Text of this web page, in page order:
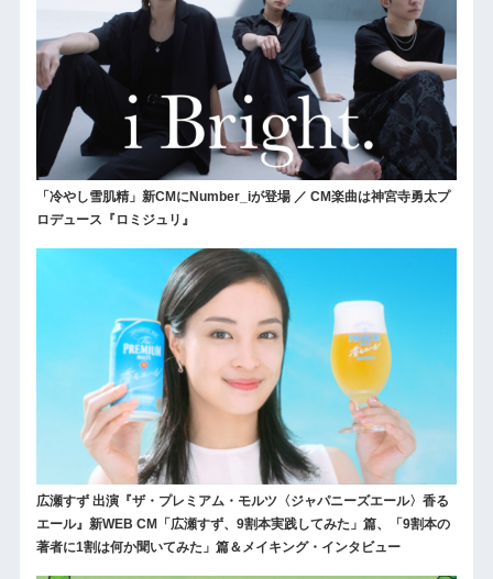
「冷やし雪肌精」新CMにNumber_iが登場 ／ CM楽曲は神宮寺勇太プ
ロデュース『ロミジュリ』
広瀬すず 出演『ザ・プレミアム・モルツ〈ジャパニーズエール〉香る
エール』新WEB CM「広瀬すず、9割本実践してみた」篇、「9割本の
著者に1割は何か聞いてみた」篇＆メイキング・インタビュー